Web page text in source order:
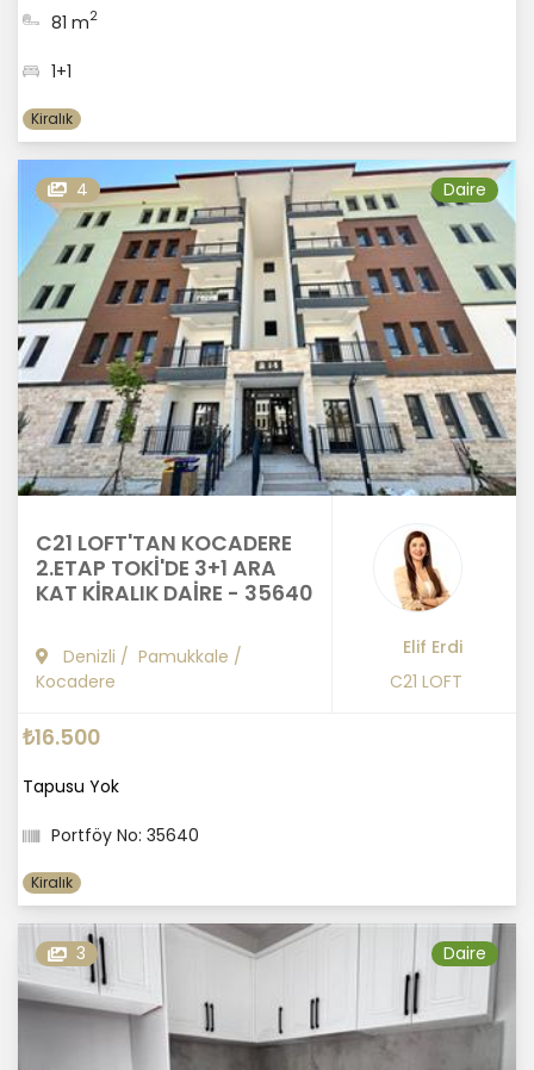
81 m2
1+1
Kiralık
4 Daire
C21 LOFT'TAN KOCADERE
2.ETAP TOKİ'DE 3+1 ARA
KAT KİRALIK DAİRE - 35640
Denizli / Pamukkale /
Kocadere
Elif Erdi
C21 LOFT
₺16.500
Tapusu Yok
Portföy No: 35640
Kiralık
3 Daire